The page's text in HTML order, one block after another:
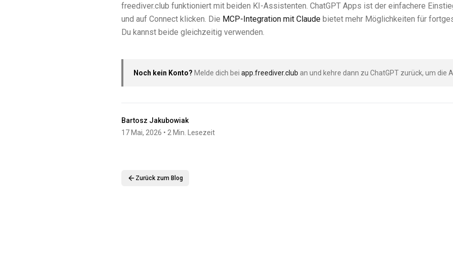
freediver.club funktioniert mit beiden KI-Assistenten. ChatGPT Apps ist der einfachere
und auf Connect klicken. Die MCP-Integration mit Claude bietet mehr Möglichkeiten für
Du kannst beide gleichzeitig verwenden.
Noch kein Konto? Melde dich bei app.freediver.club an und kehre dann zu ChatGPT zurück, um die
Bartosz Jakubowiak
17 Mai, 2026 • 2 Min. Lesezeit
Zurück zum Blog